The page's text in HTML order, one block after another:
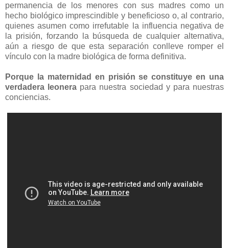
permanencia de los menores con sus madres como un
hecho biológico imprescindible y beneficioso o, al contrario,
quienes asumen como irrefutable la influencia negativa de
la prisión, forzando la búsqueda de cualquier alternativa,
aún a riesgo de que esta separación conlleve romper el
vínculo con la madre biológica de forma definitiva.
Porque la maternidad en prisión se constituye en una
verdadera leonera para nuestra sociedad y para nuestras
conciencias.